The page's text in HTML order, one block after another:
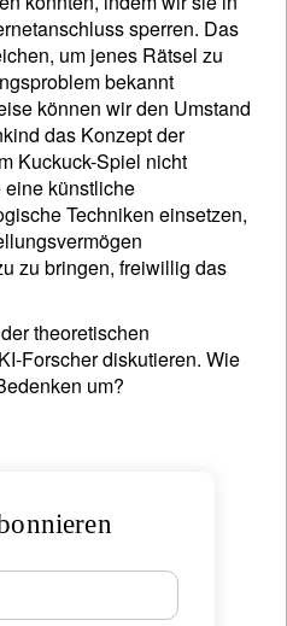
sperren. Das
um jenes Rätsel zu
bekannt
können wir den Umstand
das Konzept der
Kuckuck-Spiel nicht
eine künstliche
Techniken einsetzen,
zu bringen, freiwillig das
theoretischen
Forscher diskutieren. Wie
um?